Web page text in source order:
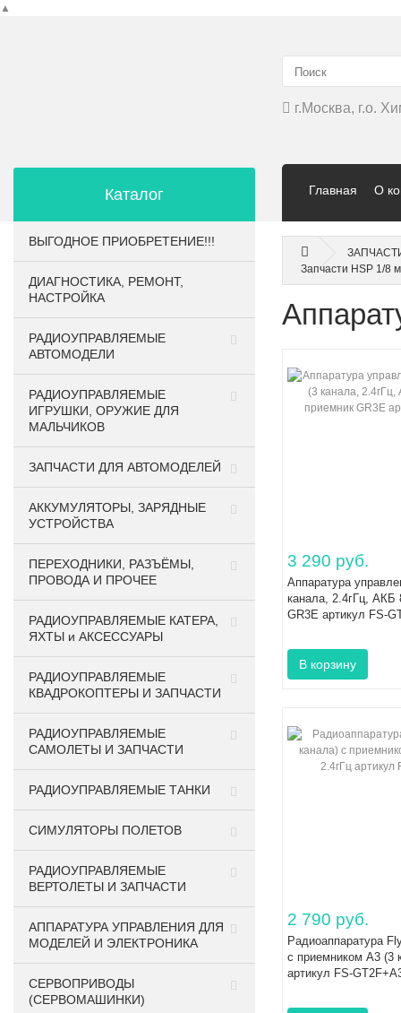
▲
г.Москва, г.о.
Главная О
Каталог
ВЫГОДНОЕ ПРИОБРЕТЕНИЕ!!!
ДИАГНОСТИКА, РЕМОНТ,
НАСТРОЙКА
РАДИОУПРАВЛЯЕМЫЕ
АВТОМОДЕЛИ
РАДИОУПРАВЛЯЕМЫЕ
ИГРУШКИ, ОРУЖИЕ ДЛЯ
МАЛЬЧИКОВ
ЗАПЧАСТИ ДЛЯ АВТОМОДЕЛЕЙ
АККУМУЛЯТОРЫ, ЗАРЯДНЫЕ
УСТРОЙСТВА
ПЕРЕХОДНИКИ, РАЗЪЁМЫ,
ПРОВОДА И ПРОЧЕЕ
РАДИОУПРАВЛЯЕМЫЕ КАТЕРА,
ЯХТЫ и АКСЕССУАРЫ
РАДИОУПРАВЛЯЕМЫЕ
КВАДРОКОПТЕРЫ И ЗАПЧАСТИ
РАДИОУПРАВЛЯЕМЫЕ
САМОЛЕТЫ И ЗАПЧАСТИ
РАДИОУПРАВЛЯЕМЫЕ ТАНКИ
СИМУЛЯТОРЫ ПОЛЕТОВ
РАДИОУПРАВЛЯЕМЫЕ
ВЕРТОЛЕТЫ И ЗАПЧАСТИ
АППАРАТУРА УПРАВЛЕНИЯ ДЛЯ
МОДЕЛЕЙ И ЭЛЕКТРОНИКА
СЕРВОПРИВОДЫ
(СЕРВОМАШИНКИ)
Запчасти HSP 1/8
3 290 руб.
Аппаратура
канала, 2.4гГц, АКБ
GR3E артикул FS-
2 790 руб.
Радиоаппаратура
с приемником A3 (3
артикул FS-